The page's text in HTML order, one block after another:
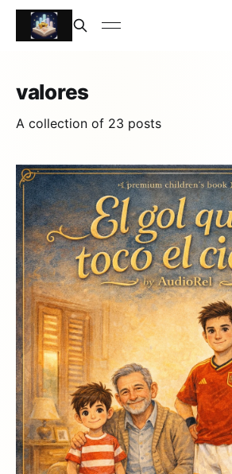
valores
A collection of 23 posts